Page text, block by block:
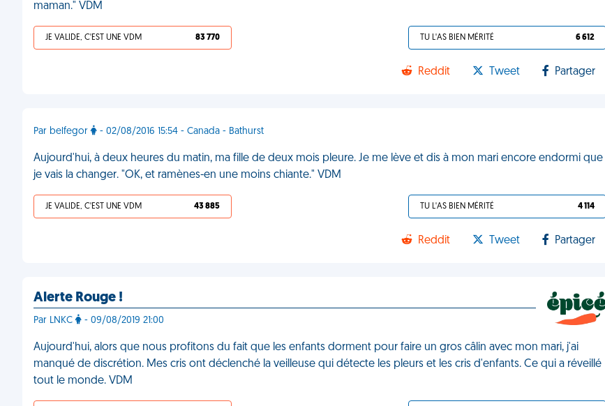
maman." VDM
JE VALIDE, C'EST UNE VDM 83 770 TU L'AS BIEN MÉRITÉ 6 612
Reddit Tweet Partager
Par belfegor - 02/08/2016 15:54 - Canada - Bathurst
Aujourd'hui, à deux heures du matin, ma fille de deux mois pleure. Je me lève et dis à mon mari encore endormi que
je vais la changer. "OK, et ramènes-en une moins chiante." VDM
JE VALIDE, C'EST UNE VDM 43 885 TU L'AS BIEN MÉRITÉ 4 114
Reddit Tweet Partager
Alerte Rouge !
Par LNKC - 09/08/2019 21:00
Aujourd'hui, alors que nous profitons du fait que les enfants dorment pour faire un gros câlin avec mon mari, j'ai
manqué de discrétion. Mes cris ont déclenché la veilleuse qui détecte les pleurs et les cris d'enfants. Ce qui a réveillé
tout le monde. VDM